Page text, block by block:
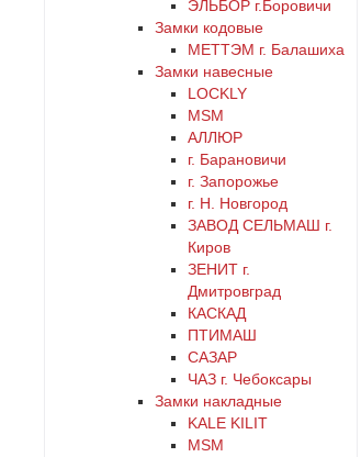
ЭЛЬБОР г.Боровичи
Замки кодовые
МЕТТЭМ г. Балашиха
Замки навесные
LOCKLY
MSM
АЛЛЮР
г. Барановичи
г. Запорожье
г. Н. Новгород
ЗАВОД СЕЛЬМАШ г.
Киров
ЗЕНИТ г.
Дмитровград
КАСКАД
ПТИМАШ
САЗАР
ЧАЗ г. Чебоксары
Замки накладные
KALE KILIT
MSM